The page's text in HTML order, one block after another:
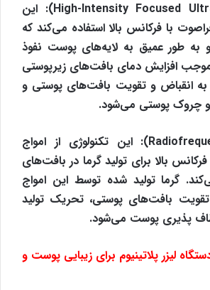
. هایفو (High-Intensity Focused Ultrasound): این
با فرکانس بالا استفاده می‌کند که
به طور عمیق به لایه‌های پوست نفوذ
افزایش دمای بافت‌های زیرپوستی
انقباض و تقویت بافت‌های پوستی و
چروک پوستی می‌شود.
. الترافورمر (Radiofrequency): این تکنولوژی از امواج
بالا برای تولید گرما در بافت‌های
گرما تولید شده توسط این امواج
بافت‌های پوستی، تحریک تولید
پذیری پوست می‌شود.
لیزر پلاتینیوم برای زیبایی پوست و